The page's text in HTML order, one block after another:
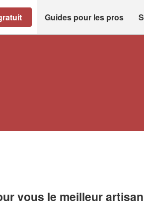
Guides pour les pros
vous le meilleur